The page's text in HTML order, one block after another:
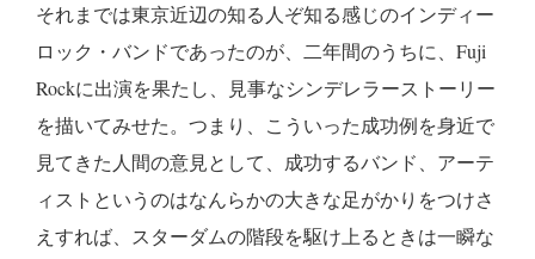
それまでは東京近辺の知る人ぞ知る感じのインディー
ロック・バンドであったのが、二年間のうちに、Fuji
Rockに出演を果たし、見事なシンデレラーストーリー
を描いてみせた。つまり、こういった成功例を身近で
見てきた人間の意見として、成功するバンド、アーテ
ィストというのはなんらかの大きな足がかりをつけさ
えすれば、スターダムの階段を駆け上るときは一瞬な